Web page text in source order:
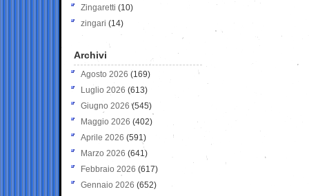
Zingaretti (10)
zingari (14)
Archivi
Agosto 2026 (169)
Luglio 2026 (613)
Giugno 2026 (545)
Maggio 2026 (402)
Aprile 2026 (591)
Marzo 2026 (641)
Febbraio 2026 (617)
Gennaio 2026 (652)